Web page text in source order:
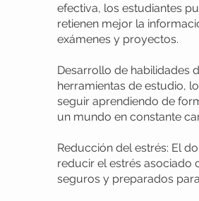
efectiva, los estudiantes
retienen mejor la
exámenes y proyectos.
Desarrollo de habilidades
herramientas de estudio,
seguir aprendiendo de
un mundo en constante
Reducción del estrés: El
reducir el estrés asociado
seguros y preparados